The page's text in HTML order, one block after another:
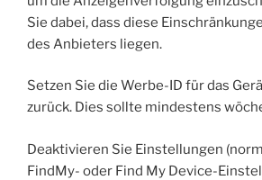
Sie dabei, dass diese
des Anbieters liegen.
Setzen Sie die Werbe-ID für das
zurück. Dies sollte mindestens
Deaktivieren Sie Einstellungen
FindMy- oder Find My Device-